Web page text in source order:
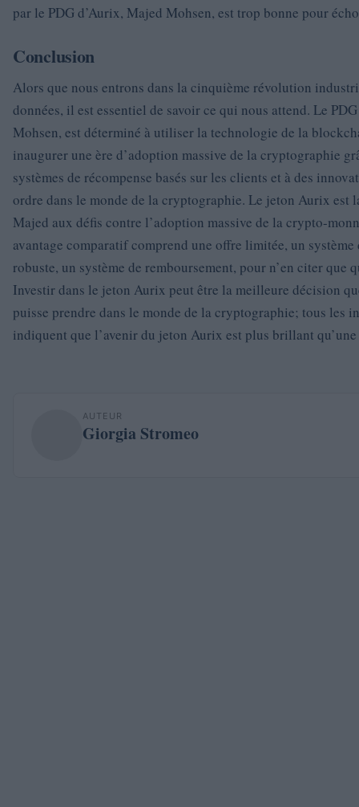
par le PDG d’Aurix, Majed Mohsen, est trop bonne pour
Conclusion
Alors que nous entrons dans la cinquième révolution
données, il est essentiel de savoir ce qui nous attend. Le
Mohsen, est déterminé à utiliser la technologie de la
inaugurer une ère d’adoption massive de la cryptographie
systèmes de récompense basés sur les clients et à des
ordre dans le monde de la cryptographie. Le jeton Aurix est
Majed aux défis contre l’adoption massive de la crypto-
avantage comparatif comprend une offre limitée, un système
robuste, un système de remboursement, pour n’en citer que
Investir dans le jeton Aurix peut être la meilleure décision
puisse prendre dans le monde de la cryptographie; tous les
indiquent que l’avenir du jeton Aurix est plus brillant
AUTEUR
Giorgia Stromeo